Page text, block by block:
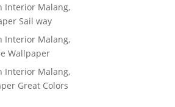
Interior Malang,
Sail way
Interior Malang,
Wallpaper
Interior Malang,
Great Colors